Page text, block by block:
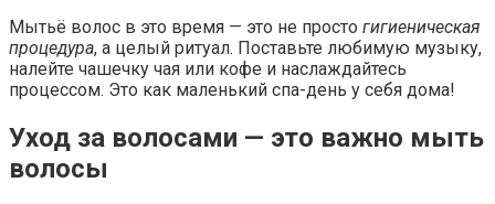
Мытьё волос в это время — это не просто гигиеническая
процедура, а целый ритуал. Поставьте любимую музыку,
налейте чашечку чая или кофе и наслаждайтесь
процессом. Это как маленький спа-день у себя дома!
Уход за волосами — это важно мыть
волосы